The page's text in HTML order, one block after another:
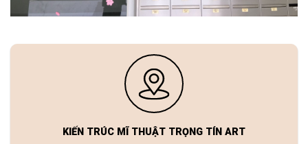
KIẾN TRÚC MĨ THUẬT TRỌNG TÍN ART